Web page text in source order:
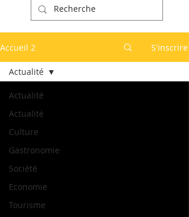
Accueil 2 S'inscrire
Actualité
Actualité
Culture
Gastronomie
Société
Economie
Tourisme
Actualité